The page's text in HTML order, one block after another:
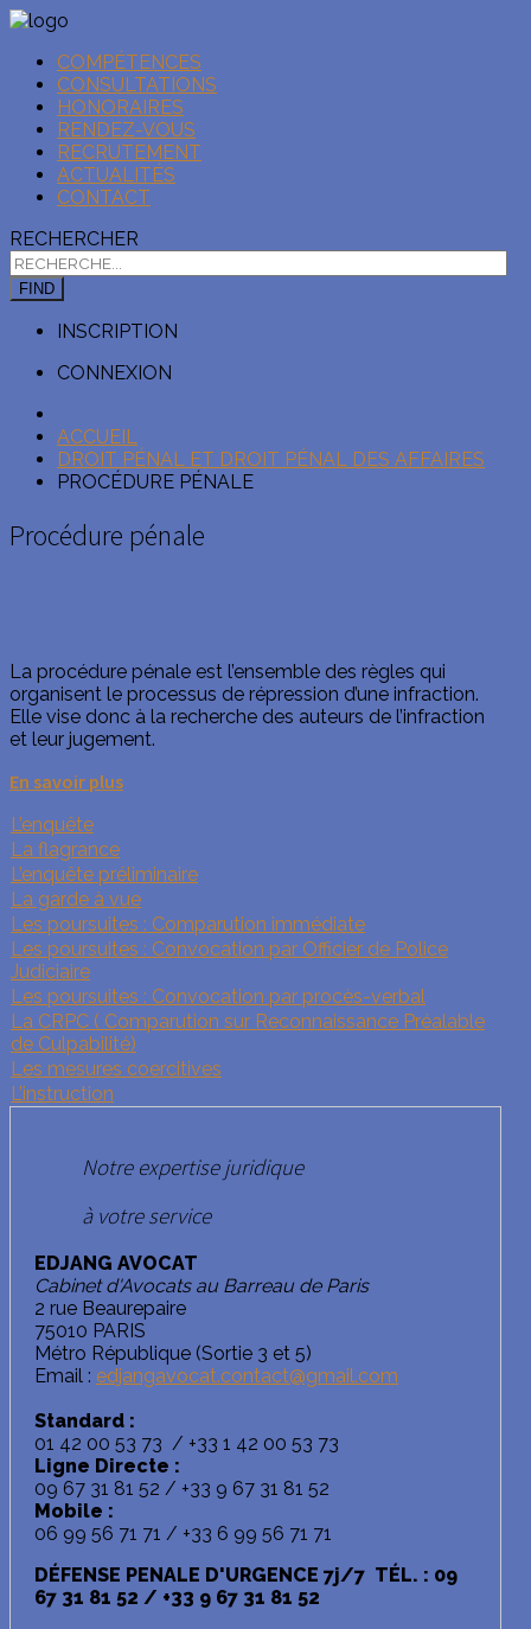
COMPÉTENCES
CONSULTATIONS
HONORAIRES
RENDEZ-VOUS
RECRUTEMENT
ACTUALITÉS
CONTACT
RECHERCHER
FIND
INSCRIPTION
CONNEXION
ACCUEIL
DROIT PÉNAL ET DROIT PÉNAL DES AFFAIRES
PROCÉDURE PÉNALE
Procédure pénale
La procédure pénale est l’ensemble des règles qui
organisent le processus de répression d’une infraction.
Elle vise donc à la recherche des auteurs de l’infraction
et leur jugement.
En savoir plus
L’enquête
La flagrance
L’enquête préliminaire
La garde à vue
Les poursuites : Comparution immédiate
Les poursuites : Convocation par Officier de Police
Judiciaire
Les poursuites : Convocation par procès-verbal
La CRPC ( Comparution sur Reconnaissance Préalable
de Culpabilité)
Les mesures coercitives
L’instruction
Notre expertise juridique
à votre service
EDJANG AVOCAT
Cabinet d'Avocats au Barreau de Paris
2 rue Beaurepaire
75010 PARIS
Métro République (Sortie 3 et 5)
Email : edjangavocat.contact@gmail.com
Standard :
01 42 00 53 73 / +33 1 42 00 53 73
Ligne Directe :
09 67 31 81 52 / +33 9 67 31 81 52
Mobile :
06 99 56 71 71 / +33 6 99 56 71 71
DÉFENSE PENALE D'URGENCE 7j/7 TÉL. : 09
67 31 81 52 / +33 9 67 31 81 52